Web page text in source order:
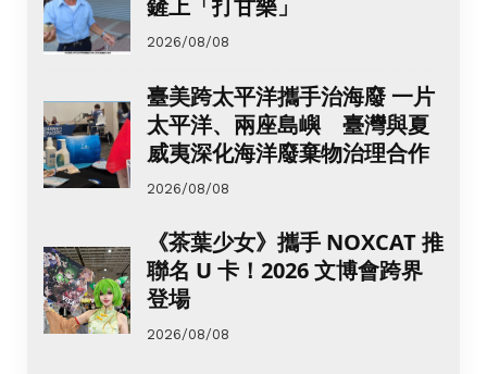
2026/08/08
臺美跨太平洋攜手治海廢 一片
太平洋、兩座島嶼 臺灣與夏
威夷深化海洋廢棄物治理合作
2026/08/08
《茶葉少女》攜手 NOXCAT 推
聯名 U 卡！2026 文博會跨界
登場
2026/08/08